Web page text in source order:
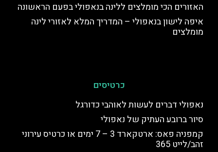
האזורים הכי מומלצים ללינה בנאפולי בפעם הראשונה
איפה לישון בנאפולי – המדריך המלא לאזורי לינה
מומלצים
כרטיסים
נאפולי דברים לעשות לאוהבי כדורגל
סיור ברובע העתיק של נאפולי
קמפניה פאס: ארטקארד 3 – 7 ימים או כרטיס עירוני
זהב/לייט 365